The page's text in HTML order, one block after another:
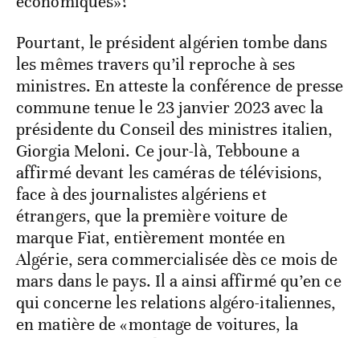
Pourtant, le président algérien tombe dans
les mêmes travers qu’il reproche à ses
ministres. En atteste la conférence de presse
commune tenue le 23 janvier 2023 avec la
présidente du Conseil des ministres italien,
Giorgia Meloni. Ce jour-là, Tebboune a
affirmé devant les caméras de télévisions,
face à des journalistes algériens et
étrangers, que la première voiture de
marque Fiat, entièrement montée en
Algérie, sera commercialisée dès ce mois de
mars dans le pays. Il a ainsi affirmé qu’en ce
qui concerne les relations algéro-italiennes,
en matière de «montage de voitures, la